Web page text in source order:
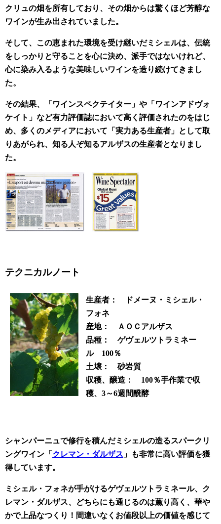
クリュの畑を所有しており、その畑からは驚くほど芳醇な
ワインが生み出されていました。
そして、この恵まれた環境を受け継いだミシェルは、伝統
をしっかりと守ることを心に決め、派手ではないけれど、
心に染み入るような美味しいワインを造り続けてきまし
た。
その結果、「ワインスペクテイター」や「ワインアドヴォ
ケイト」など有力評価誌において高く評価されたのをはじ
め、多くのメディアにおいて「実力ある生産者」として取
りあがられ、知る人ぞ知るアルザスの生産者となりまし
た。
テクニカルノート
生産者： ドメーヌ・ミシェル・
フォネ
産地： ＡＯＣアルザス
品種： ゲヴェルツトラミネー
ル 100％
土壌： 砂岩質
収穫、醸造： 100％手作業で収
穫、3～6週間醗酵
シャンパーニュで修行を積んだミシェルの造るスパークリ
ングワイン「 クレマン・ダルザス 」も非常に高い評価を獲
得しています。
ミシェル・フォネが手がけるゲヴェルツトラミネール、ク
レマン・ダルザス、どちらにも通じるのは薫り高く、華や
かで上品なつくり！間違いなくお値段以上の価値を感じて